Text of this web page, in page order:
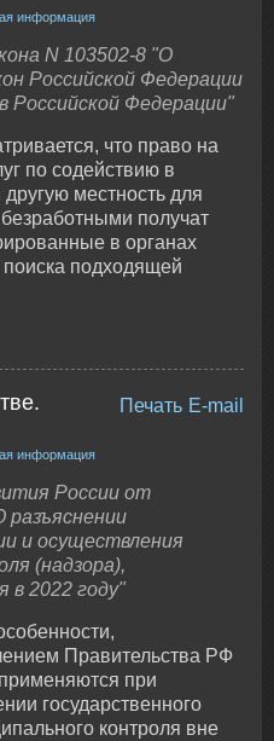
информация
N 103502-8 "О
Российской Федерации
Российской Федерации"
что право на
по содействию в
местность для
получат
в органах
подходящей
E-mail
Печать
информация
России от
разъяснении
и осуществления
(надзора),
в 2022 году"
Правительства РФ
при
государственного
контроля вне